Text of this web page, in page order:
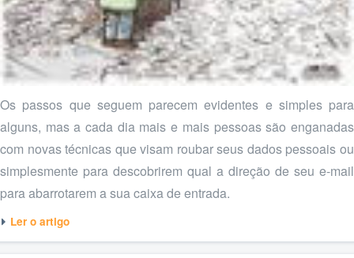
Os passos que seguem parecem evidentes e simples para
alguns, mas a cada dia mais e mais pessoas são enganadas
com novas técnicas que visam roubar seus dados pessoais ou
simplesmente para descobrirem qual a direção de seu e-mail
para abarrotarem a sua caixa de entrada.
Ler o artigo